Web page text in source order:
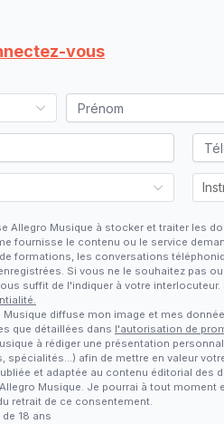
vous
Allegro Musique à stocker et traiter les
fournisse le contenu ou le service
formations, les conversations
Si vous ne le souhaitez pas
suffit de l'indiquer à votre
Musique diffuse mon image et mes
que détaillées dans l'autorisation de
à rédiger une présentation
spécialités…) afin de mettre en valeur
et adaptée au contenu éditorial
Musique. Je pourrai à tout moment
retrait de ce consentement.
18 ans